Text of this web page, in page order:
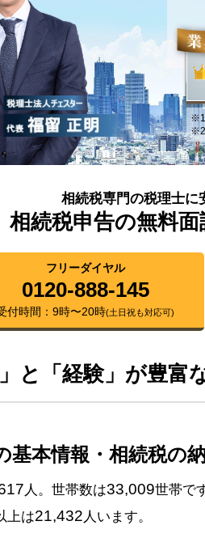
※2
相続税専門の税理士に
相続税申告の無料面
フリーダイヤル
0120-888-145
付時間：9時〜20時(土日祝も対応可)
と「経験」が豊富
基本情報・相続税の
人。世帯数は33,009世帯で
上は21,432 人います。